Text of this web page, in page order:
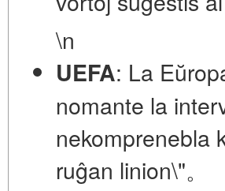
\n
UEFA: La
nomante la
nekomprenebla
ruĝan linion\"。